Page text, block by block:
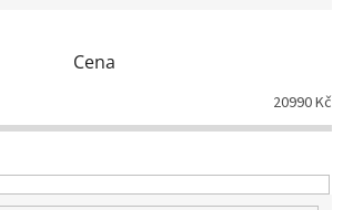
Cena
20990Kč